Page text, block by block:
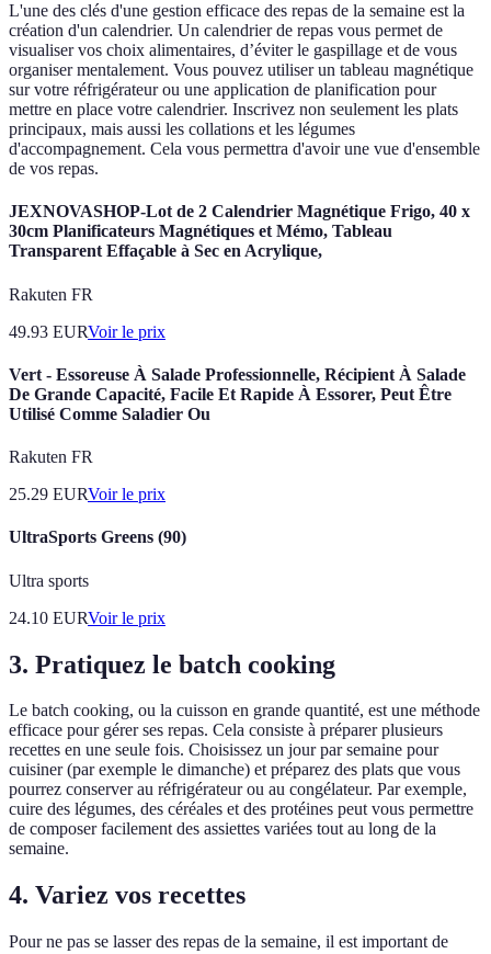
L'une des clés d'une gestion efficace des repas de la semaine est la
création d'un calendrier. Un calendrier de repas vous permet de
visualiser vos choix alimentaires, d’éviter le gaspillage et de vous
organiser mentalement. Vous pouvez utiliser un tableau magnétique
sur votre réfrigérateur ou une application de planification pour
mettre en place votre calendrier. Inscrivez non seulement les plats
principaux, mais aussi les collations et les légumes
d'accompagnement. Cela vous permettra d'avoir une vue d'ensemble
de vos repas.
JEXNOVASHOP-Lot de 2 Calendrier Magnétique Frigo, 40 x
30cm Planificateurs Magnétiques et Mémo, Tableau
Transparent Effaçable à Sec en Acrylique,
Rakuten FR
49.93 EURVoir le prix
Vert - Essoreuse À Salade Professionnelle, Récipient À Salade
De Grande Capacité, Facile Et Rapide À Essorer, Peut Être
Utilisé Comme Saladier Ou
Rakuten FR
25.29 EURVoir le prix
UltraSports Greens (90)
Ultra sports
24.10 EURVoir le prix
3. Pratiquez le batch cooking
Le batch cooking, ou la cuisson en grande quantité, est une méthode
efficace pour gérer ses repas. Cela consiste à préparer plusieurs
recettes en une seule fois. Choisissez un jour par semaine pour
cuisiner (par exemple le dimanche) et préparez des plats que vous
pourrez conserver au réfrigérateur ou au congélateur. Par exemple,
cuire des légumes, des céréales et des protéines peut vous permettre
de composer facilement des assiettes variées tout au long de la
semaine.
4. Variez vos recettes
Pour ne pas se lasser des repas de la semaine, il est important de